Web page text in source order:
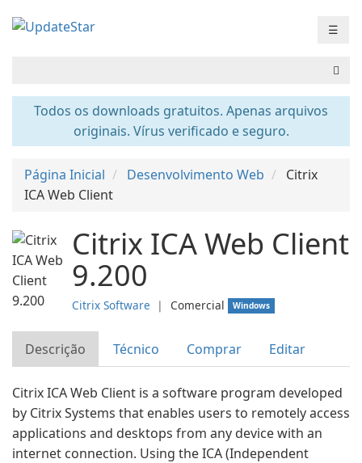
☰
Todos os downloads gratuitos. Apenas arquivos
originais. Vírus verificado e seguro.
Página Inicial Desenvolvimento Web
Citrix
ICA Web Client
Citrix ICA Web Client
9.200
Citrix Software ❘ Comercial Windows
Descrição Técnico Comprar Editar
Citrix ICA Web Client is a software program developed
by Citrix Systems that enables users to remotely access
applications and desktops from any device with an
internet connection. Using the ICA (Independent